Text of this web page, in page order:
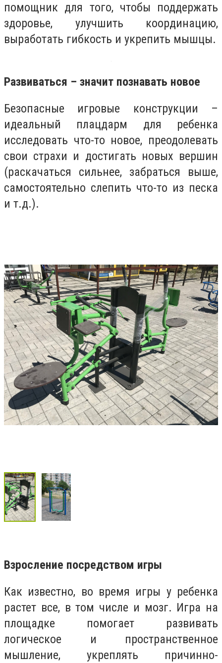
помощник для того, чтобы поддержать
здоровье, улучшить координацию,
выработать гибкость и укрепить мышцы.
Развиваться – значит познавать новое
Безопасные игровые конструкции –
идеальный плацдарм для ребенка
исследовать что-то новое, преодолевать
свои страхи и достигать новых вершин
(раскачаться сильнее, забраться выше,
самостоятельно слепить что-то из песка
и т.д.).
Взросление посредством игры
Как известно, во время игры у ребенка
растет все, в том числе и мозг. Игра на
площадке помогает развивать
логическое и пространственное
мышление, укреплять причинно-